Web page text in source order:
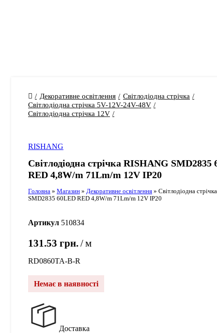
Декоративне освітлення
Світлодіодна стрічка
Світлодіодна стрічка 5V-12V-24V-48V
Світлодіодна стрічка 12V
RISHANG
Світлодіодна стрічка RISHANG SMD2835
RED 4,8W/m 71Lm/m 12V IP20
Головна » Магазин » Декоративне освітлення » Світлодіодна
SMD2835 60LED RED 4,8W/m 71Lm/m 12V IP20
Артикул 510834
131.53 грн. м
RD0860TA-B-R
Немає в наявності
Доставка